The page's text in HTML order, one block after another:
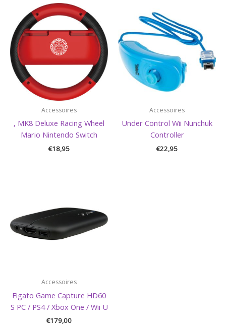
Accessoires
, MK8 Deluxe Racing Wheel
Mario Nintendo Switch
€18,95
Accessoires
Under Control Wii Nunchuk
Controller
€22,95
Accessoires
Elgato Game Capture HD60
S PC / PS4 / Xbox One / Wii U
€179,00